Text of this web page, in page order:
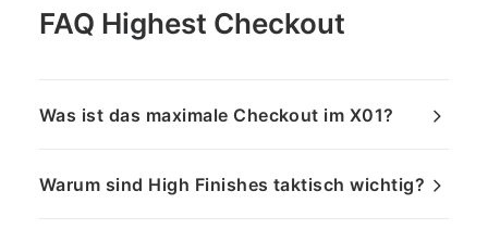
FAQ Highest Checkout
Was ist das maximale Checkout im X01?
Warum sind High Finishes taktisch wichtig?